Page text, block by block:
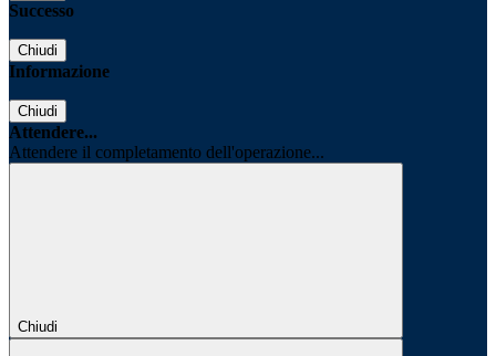
Successo
Chiudi
Informazione
Chiudi
Attendere...
Attendere il completamento dell'operazione...
Chiudi